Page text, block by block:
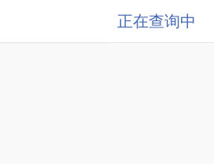
正在查询中